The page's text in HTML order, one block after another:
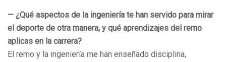
— ¿Qué aspectos de la ingeniería te han servido para mirar
el deporte de otra manera, y qué aprendizajes del remo
aplicas en la carrera?
El remo y la ingeniería me han enseñado disciplina,